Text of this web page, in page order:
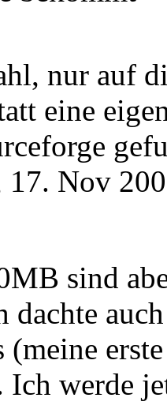
nur auf
eine
17. Nov
sind
dachte
(meine
werde